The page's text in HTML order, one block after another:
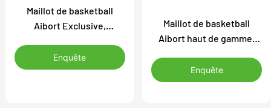
Maillot de basketball
Aibort Exclusive,
séchage rapide, idéal
pour le fitness.
Enquête
Maillot de basketball
Aibort haut de gamme,
sans manches, idéal pour
la compétition.
Enquête